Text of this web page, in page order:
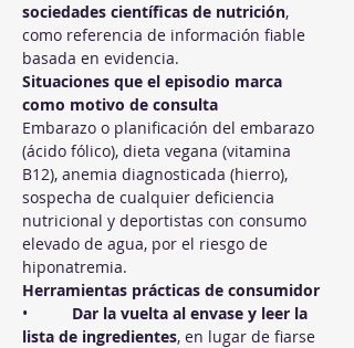
sociedades científicas de nutrición,
como referencia de información fiable
basada en evidencia.
Situaciones que el episodio marca
como motivo de consulta
Embarazo o planificación del embarazo
(ácido fólico), dieta vegana (vitamina
B12), anemia diagnosticada (hierro),
sospecha de cualquier deficiencia
nutricional y deportistas con consumo
elevado de agua, por el riesgo de
hiponatremia.
Herramientas prácticas de consumidor
• Dar la vuelta al envase y leer la
lista de ingredientes, en lugar de fiarse